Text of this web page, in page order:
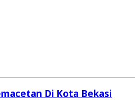
Di Kota Bekasi